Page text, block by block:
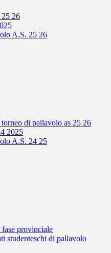
25 26
A.S. 25 26
di pallavolo as 25 26
2025
A.S. 24 25
provinciale
studenteschi di pallavolo